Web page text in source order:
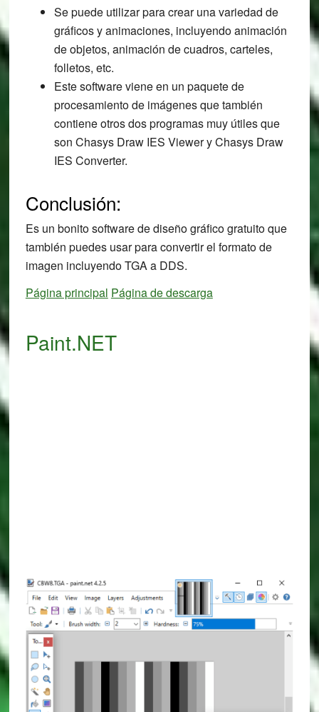
Se puede utilizar para crear una variedad de
gráficos y animaciones, incluyendo animación
de objetos, animación de cuadros, carteles,
folletos, etc.
Este software viene en un paquete de
procesamiento de imágenes que también
contiene otros dos programas muy útiles que
son Chasys Draw IES Viewer y Chasys Draw
IES Converter.
Conclusión:
Es un bonito software de diseño gráfico gratuito que
también puedes usar para convertir el formato de
imagen incluyendo TGA a DDS.
Página principal Página de descarga
Paint.NET